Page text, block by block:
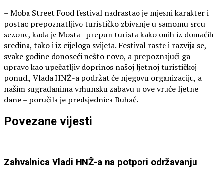
– Moba Street Food festival nadrastao je mjesni karakter i
postao prepoznatljivo turističko zbivanje u samomu srcu
sezone, kada je Mostar prepun turista kako onih iz domaćih
sredina, tako i iz cijeloga svijeta. Festival raste i razvija se,
svake godine donoseći nešto novo, a prepoznajući ga
upravo kao upečatljiv doprinos našoj ljetnoj turističkoj
ponudi, Vlada HNŽ-a podržat će njegovu organizaciju, a
našim sugrađanima vrhunsku zabavu u ove vruće ljetne
dane – poručila je predsjednica Buhač.
Povezane vijesti
Zahvalnica Vladi HNŽ-a na potpori održavanju